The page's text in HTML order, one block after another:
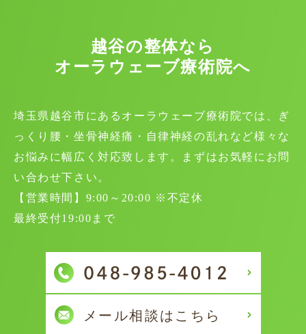
越谷の整体なら
オーラウェーブ療術院へ
埼玉県越谷市にあるオーラウェーブ療術院では、ぎ
っくり腰・坐骨神経痛・自律神経の乱れなど様々な
お悩みに幅広く対応致します。まずはお気軽にお問
い合わせ下さい。
【営業時間】9:00～20:00 ※不定休
最終受付19:00まで